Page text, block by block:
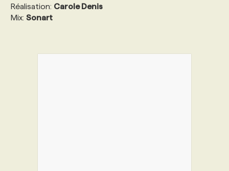
Réalisation: Carole Denis
Mix: Sonart